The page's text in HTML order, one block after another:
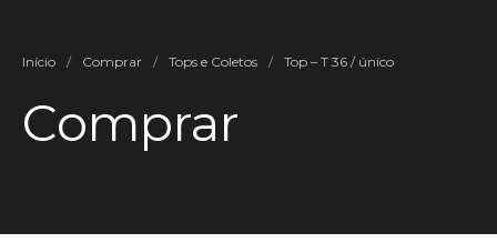
Social
Início / Comprar / Tops e Coletos / Top – T 36 / único
Comprar